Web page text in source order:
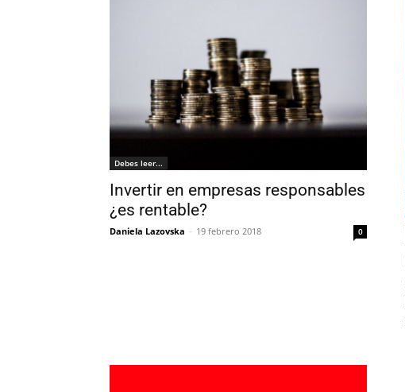
Debes leer...
Invertir en empresas responsables
¿es rentable?
Daniela Lazovska - 19 febrero 2018 0